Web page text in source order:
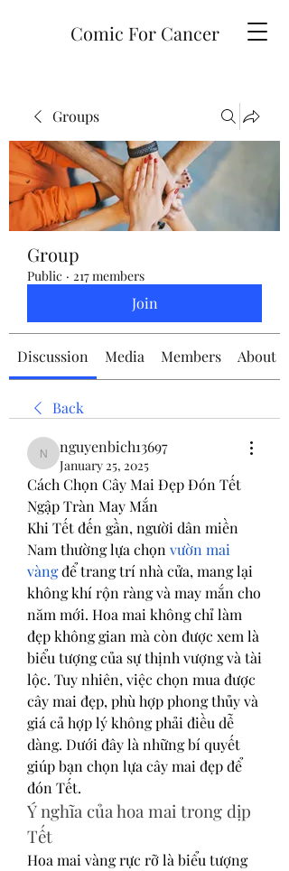
Comic For Cancer
Groups
Group
Public · 217 members
Join
Discussion Media Members About
Back
nguyenbich13697
nguyenbich13697
January 25, 2025
Cách Chọn Cây Mai Đẹp Đón Tết
Ngập Tràn May Mắn
Khi Tết đến gần, người dân miền
Nam thường lựa chọn vườn mai
vàng để trang trí nhà cửa, mang lại
không khí rộn ràng và may mắn cho
năm mới. Hoa mai không chỉ làm
đẹp không gian mà còn được xem là
biểu tượng của sự thịnh vượng và tài
lộc. Tuy nhiên, việc chọn mua được
cây mai đẹp, phù hợp phong thủy và
giá cả hợp lý không phải điều dễ
dàng. Dưới đây là những bí quyết
giúp bạn chọn lựa cây mai đẹp để
đón Tết.
Ý nghĩa của hoa mai trong dịp
Tết
Hoa mai vàng rực rỡ là biểu tượng